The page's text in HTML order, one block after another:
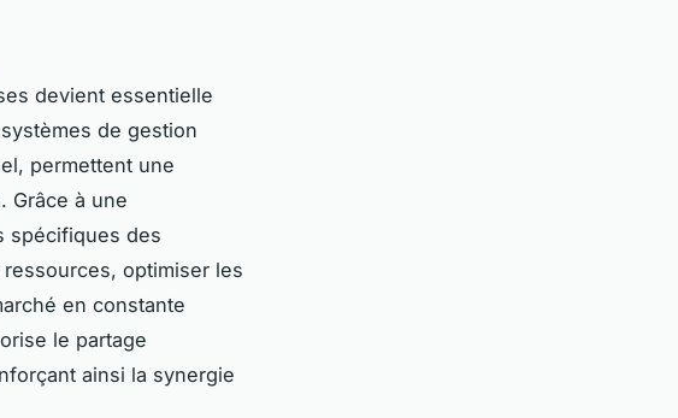
devient essentielle
de gestion
permettent une
Grâce à une
spécifiques des
optimiser les
en constante
le partage
ainsi la synergie